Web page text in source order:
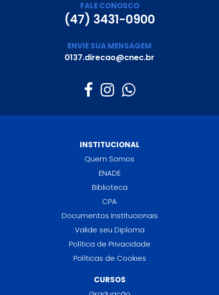
FALE CONOSCO
(47) 3431-0900
ENVIE SUA MENSAGEM
0137.direcao@cnec.br
INSTITUCIONAL
Quem Somos
ENADE
Biblioteca
CPA
Documentos Institucionais
Valide seu Diploma
Política de Privacidade
Políticas de Cookies
CURSOS